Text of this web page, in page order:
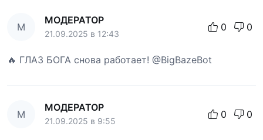
М
МОДЕРАТОР
21.09.2025 в 12:43
0 0
🔥 ГЛАЗ БОГА снова работает! @BigBazeBot
М
МОДЕРАТОР
21.09.2025 в 9:55
0 0